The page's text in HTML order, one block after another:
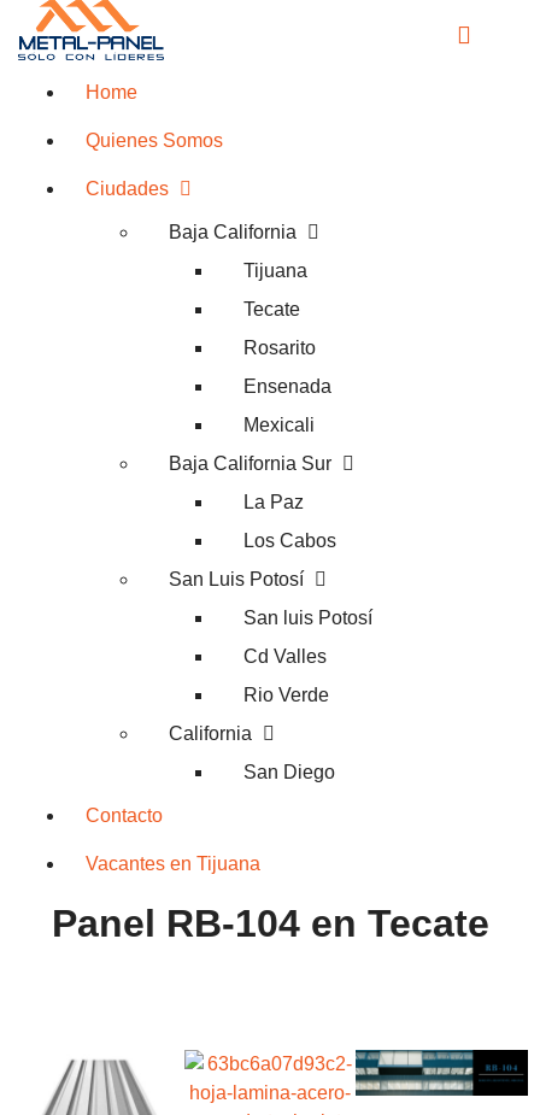
Home
Quienes Somos
Ciudades
Baja California
Tijuana
Tecate
Rosarito
Ensenada
Mexicali
Baja California Sur
La Paz
Los Cabos
San Luis Potosí
San luis Potosí
Cd Valles
Rio Verde
California
San Diego
Contacto
Vacantes en Tijuana
Panel RB-104 en Tecate